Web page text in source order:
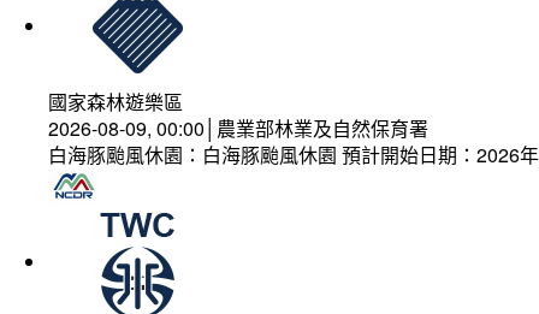
國家森林遊樂區
2026-08-09, 00:00│農業部林業及自然保育署
白海豚颱風休園：白海豚颱風休園 預計開始日期：2026